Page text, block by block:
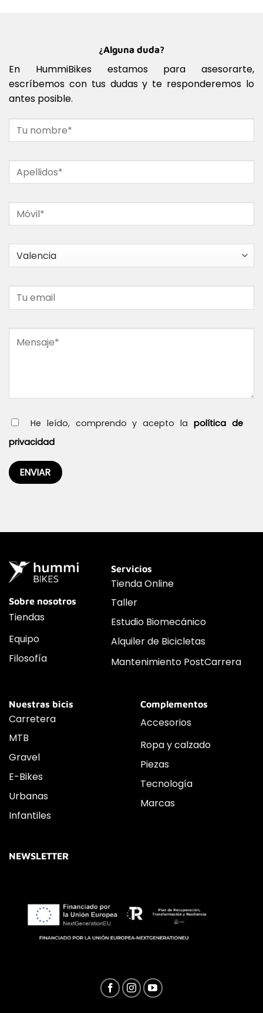
¿Alguna duda?
En HummiBikes estamos para asesorarte,
escríbemos con tus dudas y te responderemos lo
antes posible.
He leído, comprendo y acepto lapolítica de
privacidad
Sobre nosotros
Tiendas
Equipo
Filosofía
Servicios
Tienda Online
Taller
Estudio Biomecánico
Alquiler de Bicicletas
Mantenimiento PostCarrera
Nuestras bicis
Carretera
MTB
Gravel
E-Bikes
Urbanas
Infantiles
Complementos
Accesorios
Ropa y calzado
Piezas
Tecnología
Marcas
NEWSLETTER